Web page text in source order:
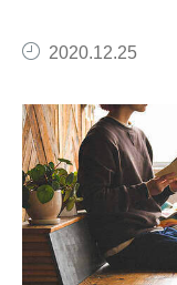
2020.12.25